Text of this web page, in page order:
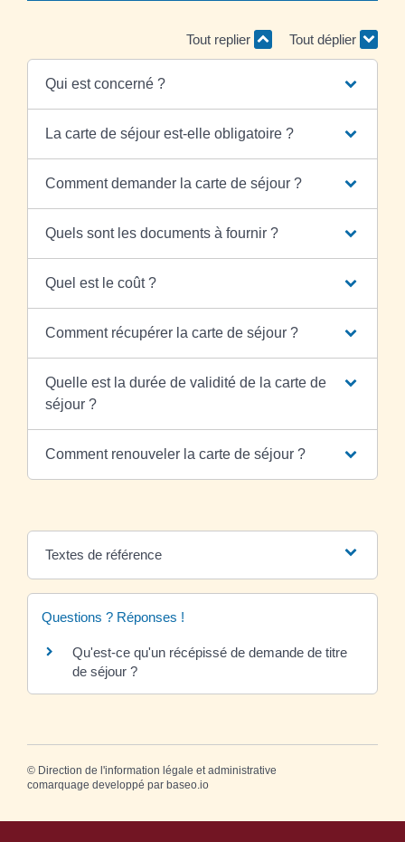
Tout replier Tout déplier
Qui est concerné ?
La carte de séjour est-elle obligatoire ?
Comment demander la carte de séjour ?
Quels sont les documents à fournir ?
Quel est le coût ?
Comment récupérer la carte de séjour ?
Quelle est la durée de validité de la carte de
séjour ?
Comment renouveler la carte de séjour ?
Textes de référence
Questions ? Réponses !
Qu'est-ce qu'un récépissé de demande de titre
de séjour ?
© Direction de l'information légale et administrative
comarquage developpé par baseo.io